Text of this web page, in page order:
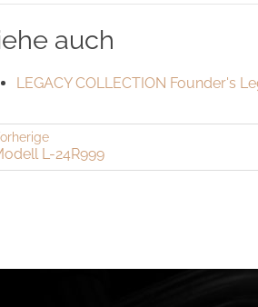
auch
LEGACY COLLECTION Founder's
L-​24R999